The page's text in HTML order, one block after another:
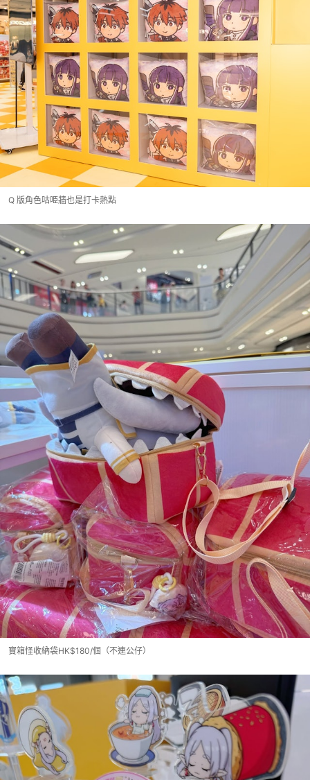
Q 版角色咕𠱸牆也是打卡熱點
寶箱怪收納袋HK$180/個（不連公仔）